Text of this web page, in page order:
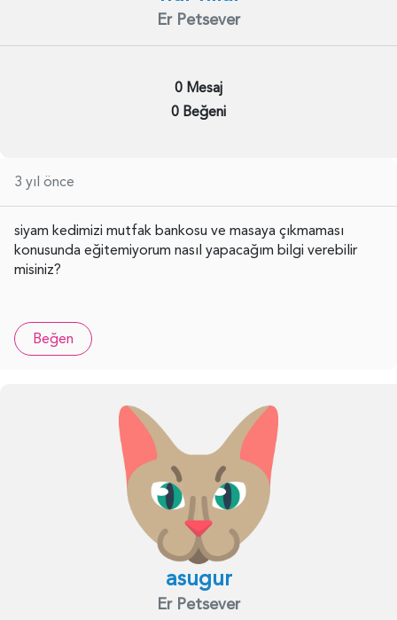
Er Petsever
0 Mesaj
0 Beğeni
3 yıl önce
siyam kedimizi mutfak bankosu ve masaya çıkmaması
konusunda eğitemiyorum nasıl yapacağım bilgi verebilir
misiniz?
Beğen
asugur
Er Petsever